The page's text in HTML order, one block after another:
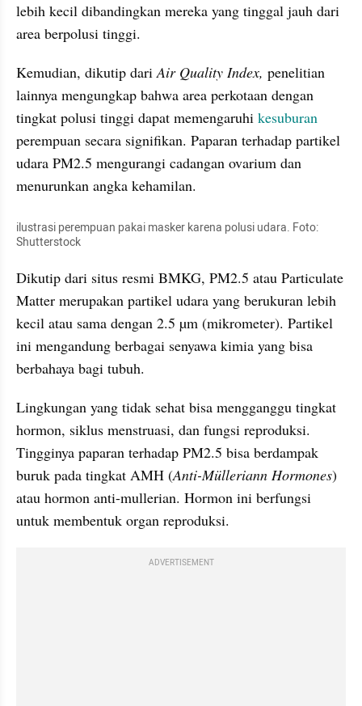
lebih kecil dibandingkan mereka yang tinggal jauh dari
area berpolusi tinggi.
Kemudian, dikutip dari Air Quality Index, penelitian
lainnya mengungkap bahwa area perkotaan dengan
tingkat polusi tinggi dapat memengaruhi kesuburan
perempuan secara signifikan. Paparan terhadap partikel
udara PM2.5 mengurangi cadangan ovarium dan
menurunkan angka kehamilan.
ilustrasi perempuan pakai masker karena polusi udara. Foto:
Shutterstock
Dikutip dari situs resmi BMKG, PM2.5 atau Particulate
Matter merupakan partikel udara yang berukuran lebih
kecil atau sama dengan 2.5 µm (mikrometer). Partikel
ini mengandung berbagai senyawa kimia yang bisa
berbahaya bagi tubuh.
Lingkungan yang tidak sehat bisa mengganggu tingkat
hormon, siklus menstruasi, dan fungsi reproduksi.
Tingginya paparan terhadap PM2.5 bisa berdampak
buruk pada tingkat AMH (Anti-Mülleriann Hormones)
atau hormon anti-mullerian. Hormon ini berfungsi
untuk membentuk organ reproduksi.
ADVERTISEMENT